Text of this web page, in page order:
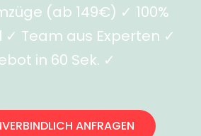
(ab 149€) ✓ 100%
✓ Team aus Experten ✓
in 60 Sek. ✓
ANFRAGEN